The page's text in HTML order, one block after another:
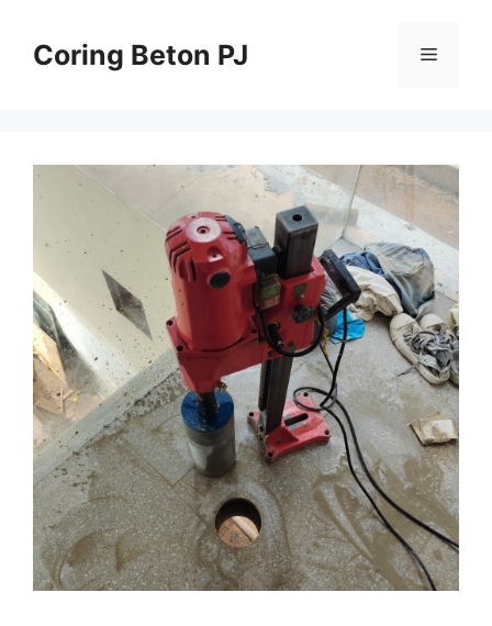
contentCoring Beton PJ Menu